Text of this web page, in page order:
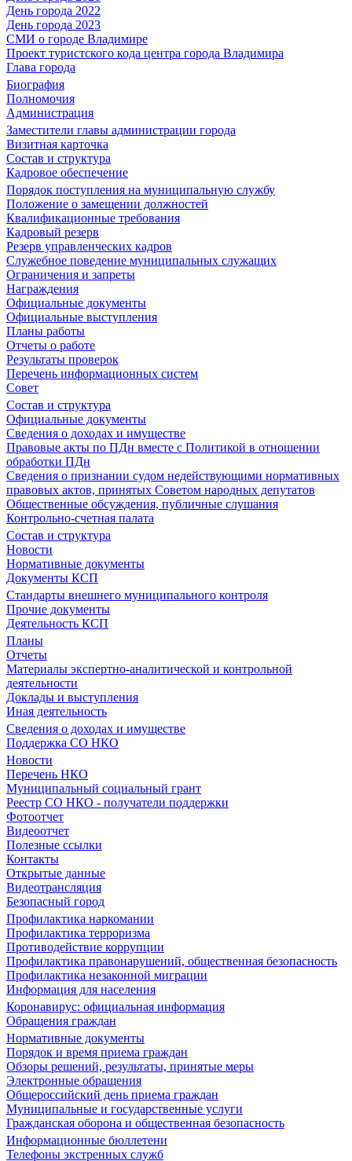
День города 2022
День города 2023
СМИ о городе Владимире
Проект туристского кода центра города Владимира
Глава города
Биография
Полномочия
Администрация
Заместители главы администрации города
Визитная карточка
Состав и структура
Кадровое обеспечение
Порядок поступления на муниципальную службу
Положение о замещении должностей
Квалификационные требования
Кадровый резерв
Резерв управленческих кадров
Служебное поведение муниципальных служащих
Ограничения и запреты
Награждения
Официальные документы
Официальные выступления
Планы работы
Отчеты о работе
Результаты проверок
Перечень информационных систем
Совет
Состав и структура
Официальные документы
Сведения о доходах и имуществе
Правовые акты по ПДн вместе с Политикой в отношении
обработки ПДн
Сведения о признании судом недействующими нормативных
правовых актов, принятых Советом народных депутатов
Общественные обсуждения, публичные слушания
Контрольно-счетная палата
Состав и структура
Новости
Нормативные документы
Документы КСП
Стандарты внешнего муниципального контроля
Прочие документы
Деятельность КСП
Планы
Отчеты
Материалы экспертно-аналитической и контрольной
деятельности
Доклады и выступления
Иная деятельность
Сведения о доходах и имуществе
Поддержка СО НКО
Новости
Перечень НКО
Муниципальный социальный грант
Реестр СО НКО - получатели поддержки
Фотоотчет
Видеоотчет
Полезные ссылки
Контакты
Открытые данные
Видеотрансляция
Безопасный город
Профилактика наркомании
Профилактика терроризма
Противодействие коррупции
Профилактика правонарушений, общественная безопасность
Профилактика незаконной миграции
Информация для населения
Коронавирус: официальная информация
Обращения граждан
Нормативные документы
Порядок и время приема граждан
Обзоры решений, результаты, принятые меры
Электронные обращения
Общероссийский день приема граждан
Муниципальные и государственные услуги
Гражданская оборона и общественная безопасность
Информационные бюллетени
Телефоны экстренных служб